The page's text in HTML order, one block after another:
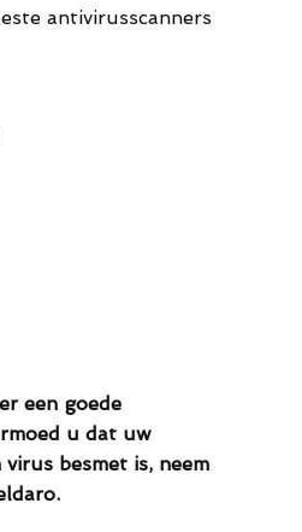
antivirusscanners
een goede
u dat uw
besmet is, neem